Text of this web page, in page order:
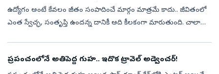
ఉద్యోగం అంటే కేవలం జీతం సంపాదించే మార్గం మాత్రమే కాదు.. జీవితంలో
ఎంత స్వేచ్ఛ, సంతృప్తి ఉందన్న దానికీ అది కీలకంగా మారుతుంది. చాలా
ప్రపంచంలోనే అతిపెద్ద గుహ.. ఇదొక ట్రావెల్‌ అడ్వెంచర్‌!